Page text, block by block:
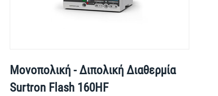
Μονοπολική - Διπολική Διαθερμία
Surtron Flash 160HF